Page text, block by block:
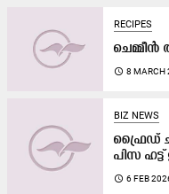
RECIPES
ചെമ്മീൻ
access_time 8 MARCH
BIZ NEWS
ഫ്രൈഡ്
പിസ
access_time 6 FEB